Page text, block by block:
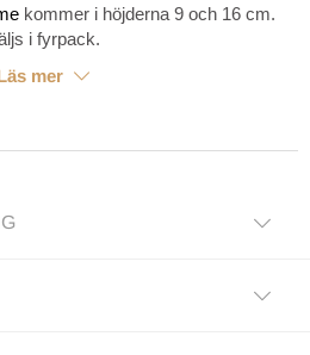
kommer i höjderna 9 och 16 cm.
i fyrpack.
mer